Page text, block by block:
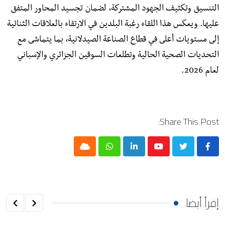
التنسيق وتكثيف الجهود المشتركة، لضمان تجسيد المحاور المتفق
عليها. ويعكس هذا اللقاء رغبة البلدين في الارتقاء بالعلاقات الثنائية
إلى مستويات أعلى في قطاع الصناعة الصيدلانية، بما يتماشى مع
التحديات الصحية الحالية وتطلعات السوقين الجزائري والإسباني
لعام 2026.
Share This Post:
Youtube
LinkedIn
Whatsapp
Cloud
إقرأ أيضا